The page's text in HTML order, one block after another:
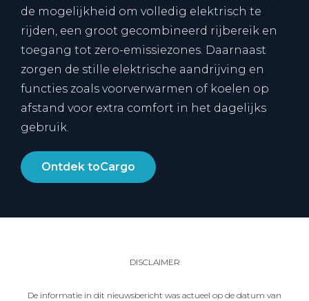
de mogelijkheid om volledig elektrisch te
rijden, een groot gecombineerd rijbereik en
toegang tot zero-emissiezones. Daarnaast
zorgen de stille elektrische aandrijving en
functies zoals voorverwarmen of koelen op
afstand voor extra comfort in het dagelijks
gebruik.
Ontdek toCargo
DISCLAIMER
De informatie in dit nieuwsbericht was actueel op de datum van